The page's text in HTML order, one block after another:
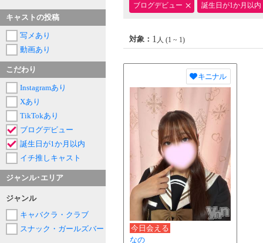
ブログデビュー 誕生日が1か月以内
対象： 1 人 (1 ~ 1)
キニナル
今日会える
なの
キャストの投稿
写メあり
動画あり
こだわり
Instagramあり
Xあり
TikTokあり
ブログデビュー
誕生日が1か月以内
イチ推しキャスト
ジャンル･エリア
ジャンル
キャバクラ・クラブ
スナック・ガールズバー